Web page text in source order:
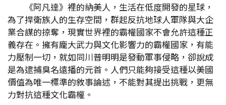
《阿凡達》裡的納美人，生活在低度開發的星球，
為了捍衛族人的生存空間，群起反抗地球人軍隊與大企
業合謀的掠奪，現實世界裡的霸權國家不會允許這種正
義存在。擁有龐大武力與文化影響力的霸權國家，有能
力壓制一切，就如同川普明明是發動軍事侵略，卻說成
是為逮捕臭名遠播的元首。人們只能夠接受這種以美國
價值為唯一標準的敘事論述，不能對其提出挑戰，更無
力對抗這種文化霸權。